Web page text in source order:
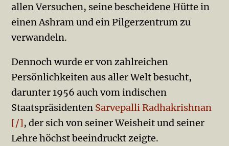
allen Versuchen, seine bescheidene Hütte in
einen Ashram und ein Pilgerzentrum zu
verwandeln.
Dennoch wurde er von zahlreichen
Persönlichkeiten aus aller Welt besucht,
darunter 1956 auch vom indischen
Staatspräsidenten Sarvepalli Radhakrishnan
[/], der sich von seiner Weisheit und seiner
Lehre höchst beeindruckt zeigte.